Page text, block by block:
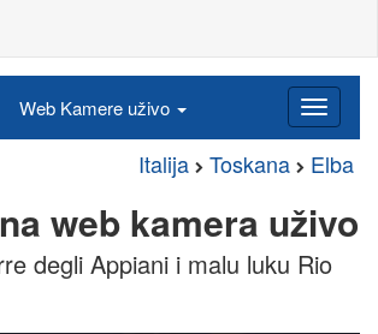
Web Kamere uživo
Italija Toskana Elba
web kamera uživo
degli Appiani i malu luku Rio